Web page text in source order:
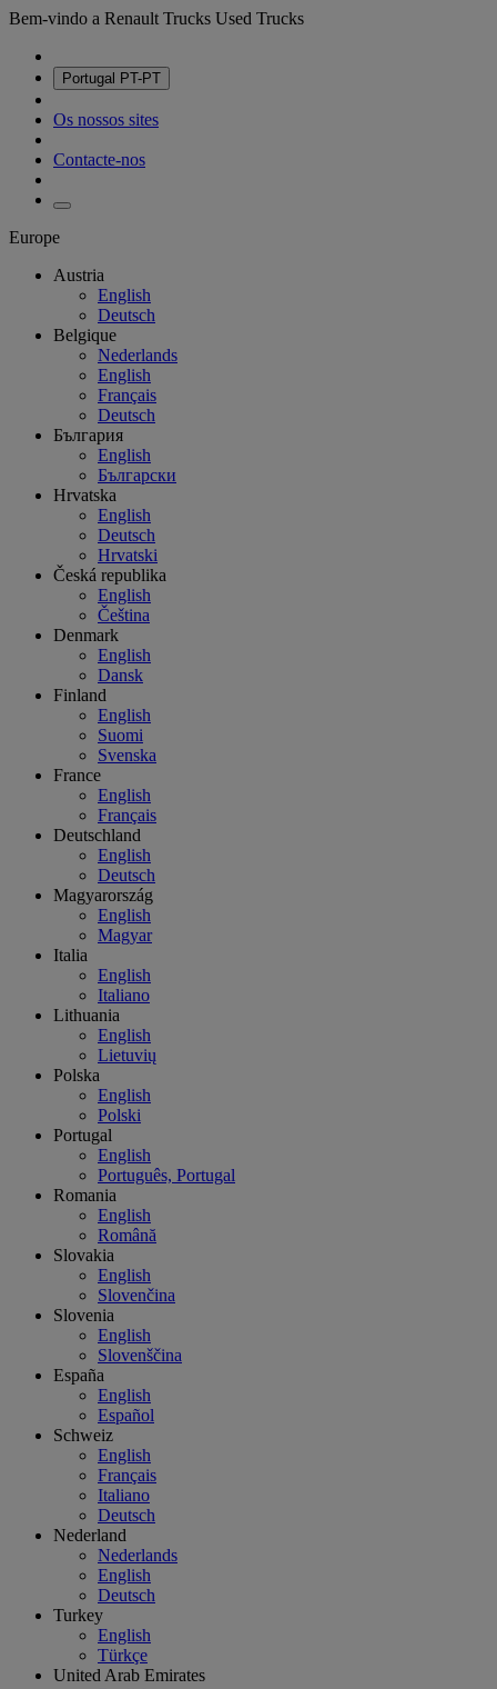
Bem-vindo a Renault Trucks Used Trucks
Portugal PT-PT
Os nossos sites
Contacte-nos
Europe
Austria
English
Deutsch
Belgique
Nederlands
English
Français
Deutsch
България
English
Български
Hrvatska
English
Deutsch
Hrvatski
Česká republika
English
Čeština
Denmark
English
Dansk
Finland
English
Suomi
Svenska
France
English
Français
Deutschland
English
Deutsch
Magyarország
English
Magyar
Italia
English
Italiano
Lithuania
English
Lietuvių
Polska
English
Polski
Portugal
English
Português, Portugal
Romania
English
Română
Slovakia
English
Slovenčina
Slovenia
English
Slovenščina
España
English
Español
Schweiz
English
Français
Italiano
Deutsch
Nederland
Nederlands
English
Deutsch
Turkey
English
Türkçe
United Arab Emirates